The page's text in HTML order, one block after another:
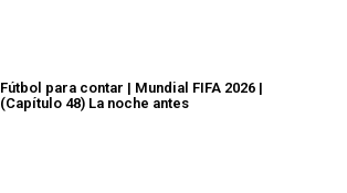
Fútbol para contar | Mundial FIFA 2026 |
(Capítulo 48) La noche antes